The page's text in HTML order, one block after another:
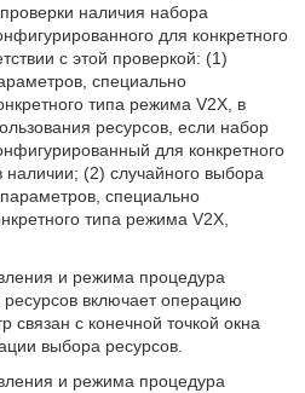
наличия набора
для конкретного
с этой проверкой: (1)
специально
типа режима V2X, в
ресурсов, если набор
для конкретного
(2) случайного выбора
специально
типа режима V2X,
и режима процедура
включает операцию
связан с конечной точкой окна
выбора ресурсов.
и режима процедура